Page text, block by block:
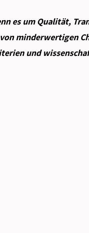
es um Qualität,
minderwertigen
und